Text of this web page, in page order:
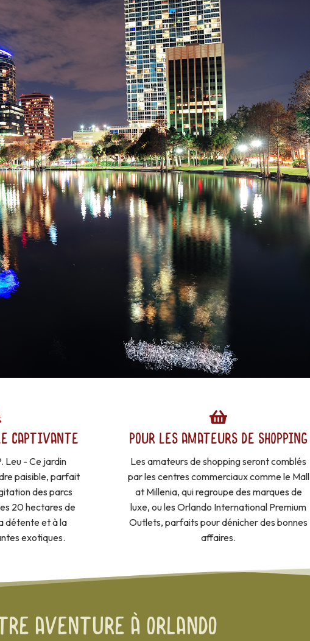
CAPTIVANTE
Leu - Ce jardin
paisible, parfait
des parcs
20 hectares de
détente et à la
exotiques.
POUR LES AMATEURS DE SHOPPING
Les amateurs de shopping seront comblés
par les centres commerciaux comme le Mall
at Millenia, qui regroupe des marques de
luxe, ou les Orlando International Premium
Outlets, parfaits pour dénicher des bonnes
affaires.
aventure à Orlando